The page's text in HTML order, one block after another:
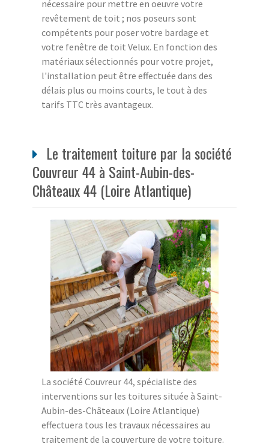
nécessaire pour mettre en oeuvre votre
revêtement de toit ; nos poseurs sont
compétents pour poser votre bardage et
votre fenêtre de toit Velux. En fonction des
matériaux sélectionnés pour votre projet,
l'installation peut être effectuée dans des
délais plus ou moins courts, le tout à des
tarifs TTC très avantageux.
Le traitement toiture par la société
Couvreur 44 à Saint-Aubin-des-
Châteaux 44 (Loire Atlantique)
La société Couvreur 44, spécialiste des
interventions sur les toitures située à Saint-
Aubin-des-Châteaux (Loire Atlantique)
effectuera tous les travaux nécessaires au
traitement de la couverture de votre toiture.